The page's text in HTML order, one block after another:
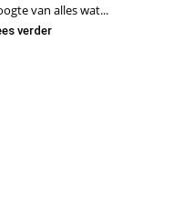
van alles wat...
verder